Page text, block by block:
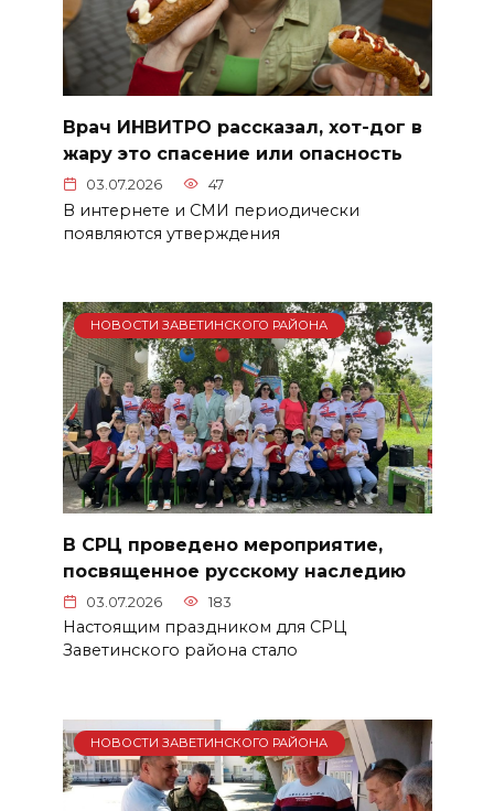
Врач ИНВИТРО рассказал, хот-дог в
жару это спасение или опасность
03.07.2026 47
В интернете и СМИ периодически
появляются утверждения
НОВОСТИ ЗАВЕТИНСКОГО РАЙОНА
В СРЦ проведено мероприятие,
посвященное русскому наследию
03.07.2026 183
Настоящим праздником для СРЦ
Заветинского района стало
НОВОСТИ ЗАВЕТИНСКОГО РАЙОНА